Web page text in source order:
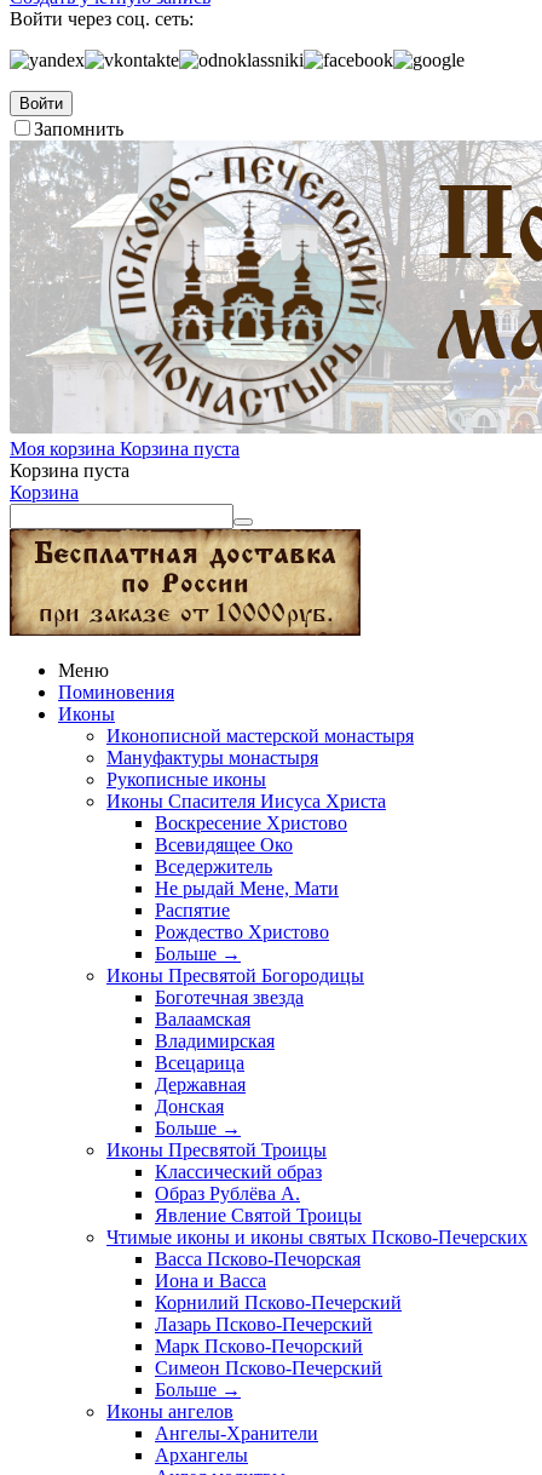
Войти через соц. сеть:
Войти
Запомнить
Моя корзина Корзина пуста
Корзина пуста
Корзина
Меню
Поминовения
Иконы
Иконописной мастерской монастыря
Мануфактуры монастыря
Рукописные иконы
Иконы Спасителя Иисуса Христа
Воскресение Христово
Всевидящее Око
Вседержитель
Не рыдай Мене, Мати
Распятие
Рождество Христово
Больше →
Иконы Пресвятой Богородицы
Боготечная звезда
Валаамская
Владимирская
Всецарица
Державная
Донская
Больше →
Иконы Пресвятой Троицы
Классический образ
Образ Рублёва А.
Явление Святой Троицы
Чтимые иконы и иконы святых Псково-Печерских
Васса Псково-Печорская
Иона и Васса
Корнилий Псково-Печерский
Лазарь Псково-Печерский
Марк Псково-Печорский
Симеон Псково-Печерский
Больше →
Иконы ангелов
Ангелы-Хранители
Архангелы